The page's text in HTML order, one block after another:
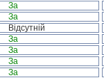
За
За
Відсутній
За
За
За
За